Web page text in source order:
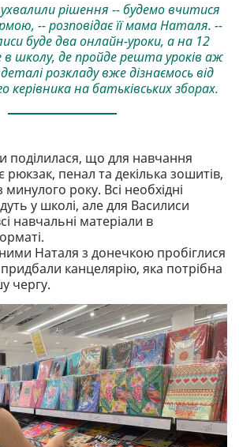
рішення -- будемо вчитися
-- розповідає її мама Наталя. --
буде два онлайн-уроки, а на 12
в школу, де пройде решта уроків аж
розкладу вже дізнаємось від
керівника на батьківських зборах.
поділилася, що для навчання
рюкзак, пенал та декілька зошитів,
року. Всі необхідні
у школі, але для Василиси
навчальні матеріали в
Наталя з донечкою пробіглися
канцелярію, яка потрібна
чергу.